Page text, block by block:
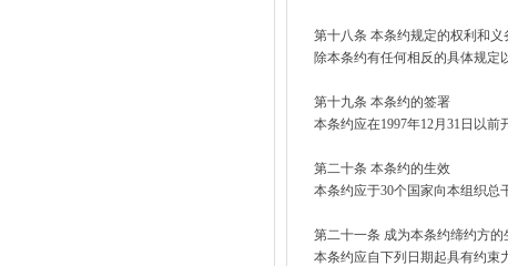
第十八条 本条约规定的权利和义
除本条约有任何相反的具体规定以
第十九条 本条约的签署
本条约应在1997年12月31日以前
第二十条 本条约的生效
本条约应于30个国家向本组织总干
第二十一条 成为本条约缔约方的
本条约应自下列日期起具有约束